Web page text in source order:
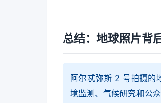
总结：地球照片背
阿尔忒弥斯 2 号拍摄的
境监测、气候研究和公